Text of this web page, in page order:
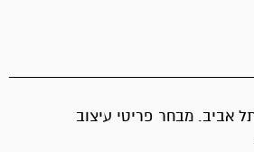
אביב. מבחר פריטי עיצוב